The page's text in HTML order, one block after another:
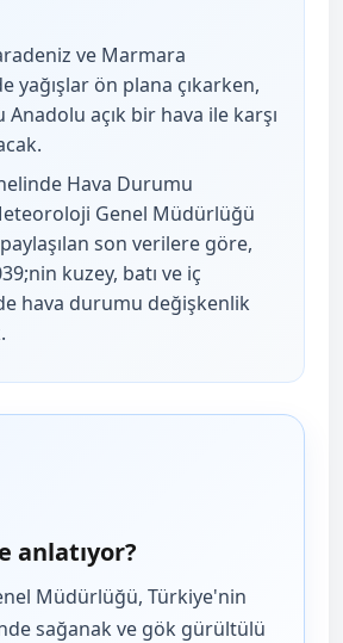
ve Marmara
yağışlar ön plana çıkarken,
Anadolu açık bir hava ile karşı
Hava Durumu
Genel Müdürlüğü
son verilere göre,
kuzey, batı ve iç
hava durumu değişkenlik
anlatıyor?
Müdürlüğü, Türkiye'nin
sağanak ve gök gürültülü